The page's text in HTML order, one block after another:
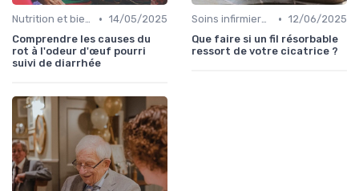
Nutrition et bien-être • 14/05/2025
Comprendre les causes du
rot à l'odeur d'œuf pourri
suivi de diarrhée
Soins infirmiers à domicile • 12/06/2025
Que faire si un fil résorbable
ressort de votre cicatrice ?